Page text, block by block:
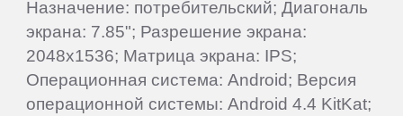
Назначение: потребительский; Диагональ
экрана: 7.85"; Разрешение экрана:
2048x1536; Матрица экрана: IPS;
Операционная система: Android; Версия
операционной системы: Android 4.4 KitKat;